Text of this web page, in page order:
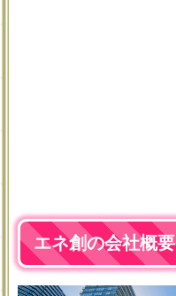
エネ創の会社概要